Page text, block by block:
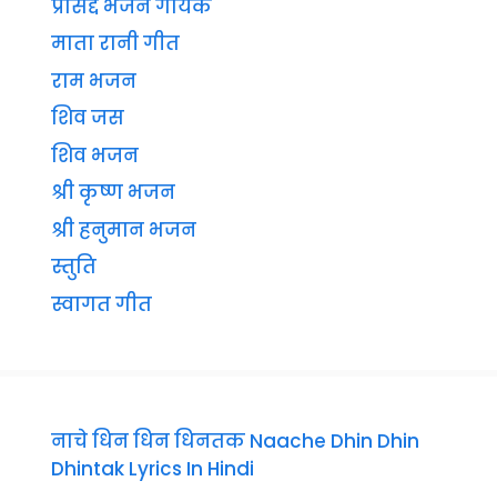
प्रसिद्द भजन गायक
माता रानी गीत
राम भजन
शिव जस
शिव भजन
श्री कृष्ण भजन
श्री हनुमान भजन
स्तुति
स्वागत गीत
नाचे धिन धिन धिनतक Naache Dhin Dhin
Dhintak Lyrics In Hindi